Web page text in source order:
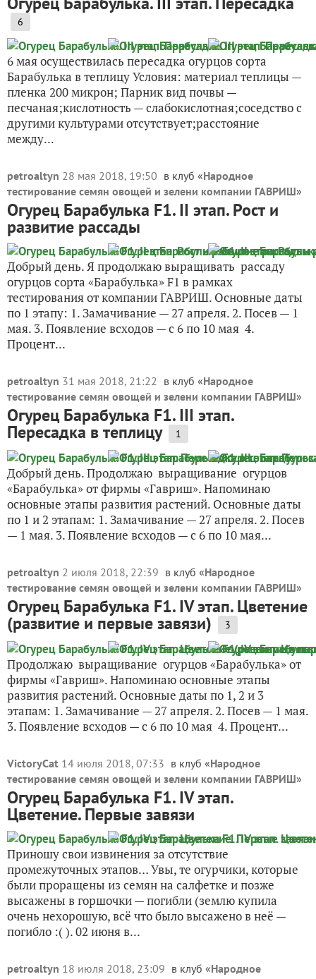
6
6 мая осуществилась пересадка огурцов сорта
Барабулька в теплицу Условия: материал теплицы —
пленка 200 микрон; Парник вид почвы —
песчаная;кислотность — слабокислотная;соседство с
другими культурами отсутствует;расстояние
между...
petroaltyn 28 мая 2018, 19:50 в клуб «Народное
тестирование семян овощей и зелени компании ГАВРИШ»
Огурец Барабулька F1. II этап. Рост и
развитие рассады
Добрый день. Я продолжаю выращивать рассаду
огурцов сорта «Барабулька» F1 в рамках
тестирования от компании ГАВРИШ. Основные даты
по 1 этапу: 1. Замачивание — 27 апреля. 2. Посев — 1
мая. 3. Появление всходов — с 6 по 10 мая 4.
Процент...
petroaltyn 31 мая 2018, 21:22 в клуб «Народное
тестирование семян овощей и зелени компании ГАВРИШ»
Огурец Барабулька F1. III этап.
Пересадка в теплицу 1
Добрый день. Продолжаю выращивание огурцов
«Барабулька» от фирмы «Гавриш». Напоминаю
основные этапы развития растений. Основные даты
по 1 и 2 этапам: 1. Замачивание — 27 апреля. 2. Посев
— 1 мая. 3. Появление всходов — с 6 по 10 мая...
petroaltyn 2 июля 2018, 22:39 в клуб «Народное
тестирование семян овощей и зелени компании ГАВРИШ»
Огурец Барабулька F1. IV этап. Цветение
(развитие и первые завязи) 3
Продолжаю выращивание огурцов «Барабулька» от
фирмы «Гавриш». Напоминаю основные этапы
развития растений. Основные даты по 1, 2 и 3
этапам: 1. Замачивание — 27 апреля. 2. Посев — 1 мая.
3. Появление всходов — с 6 по 10 мая 4. Процент...
VictoryCat 14 июля 2018, 07:33 в клуб «Народное
тестирование семян овощей и зелени компании ГАВРИШ»
Огурец Барабулька F1. IV этап.
Цветение. Первые завязи
Приношу свои извинения за отсутствие
промежуточных этапов… Увы, те огурчики, которые
были проращены из семян на салфетке и позже
высажены в горшочки — погибли (землю купила
очень нехорошую, всё что было высажено в неё —
погибло :( ). 02 июня в...
petroaltyn 18 июля 2018, 23:09 в клуб «Народное